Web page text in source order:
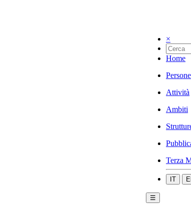
×
Home
Persone
Attività
Ambiti
Terza
IT
☰